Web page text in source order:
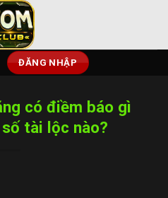
ĐĂNG NHẬP
có điềm báo gì
tài lộc nào?